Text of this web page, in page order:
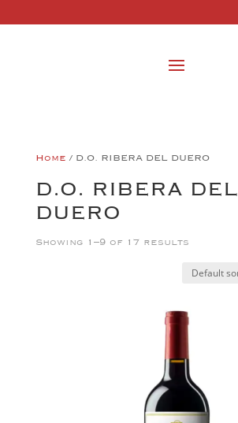
Home / D.O. RIBERA DEL DUERO
D.O. RIBERA DEL
DUERO
Showing 1–9 of 17 results